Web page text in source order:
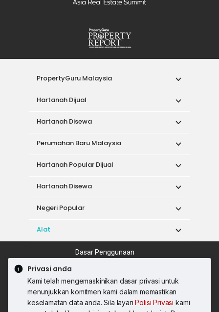
Privasi anda
Kami telah mengemaskinikan dasar privasi untuk
menunjukkan komitmen kami dalam memastikan
keselamatan data anda. Sila layariPolisi Privasi kami
PropertyGuru Malaysia
Hartanah Dijual
Hartanah Disewa
Perumahan Baru Malaysia
Hartanah Popular Dijual
Hartanah Disewa
Negeri Popular
Alat
Dasar Penggunaan
Syarat Perkhidmatan
© 2026 PropertyGuru International (Malaysia)
Sdn. Bhd.